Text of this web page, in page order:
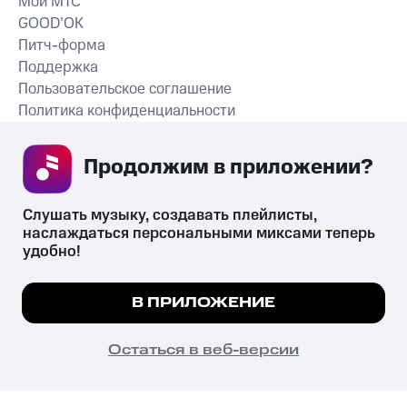
СКАЧАТЬ ПРИЛОЖЕНИЕ
GOOD’OK
Питч-форма
Поддержка
Пользовательское соглашение
Политика конфиденциальности
психотропных веществ, их аналогов причиняет вред здоровью,
их незаконный оборот запрещён и влечёт установленную
законодательством ответственность.
© 2026 ООО «КИОН».
Все права защищены
Мы используем куки, чтобы на сайте все
Подробнее
ПОНЯТНО
Слушать музыку, создавать плейлисты,
наслаждаться персональными миксами теперь
удобно!
В ПРИЛОЖЕНИЕ
Остаться в веб-версии